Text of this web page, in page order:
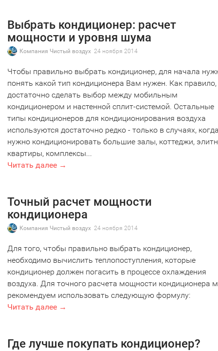
Выбрать кондиционер: расчет
мощности и уровня шума
Компания Чистый воздух 24 ноября 2014
Чтобы правильно выбрать кондиционер, для начала
понять какой тип кондиционера Вам нужен. Как правило,
достаточно сделать выбор между мобильным
кондиционером и настенной сплит-системой. Остальные
типы кондиционеров для кондиционирования воздуха
используются достаточно редко - только в случаях,
нужно кондиционировать большие залы, коттеджи,
квартиры, комплексы...
Читать далее →
Точный расчет мощности
кондиционера
Компания Чистый воздух 24 ноября 2014
Для того, чтобы правильно выбрать кондиционер,
необходимо вычислить теплопоступления, которые
кондиционер должен погасить в процессе охлаждения
воздуха. Для точного расчета мощности кондиционера
рекомендуем использовать следующую формулу:
Читать далее →
Где лучше покупать кондиционер?